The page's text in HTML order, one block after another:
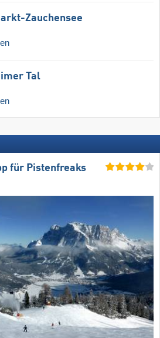
Zauchensee
Tal
für Pistenfreaks